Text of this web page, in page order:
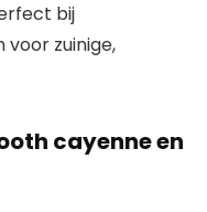
bij
zuinige,
cayenne en